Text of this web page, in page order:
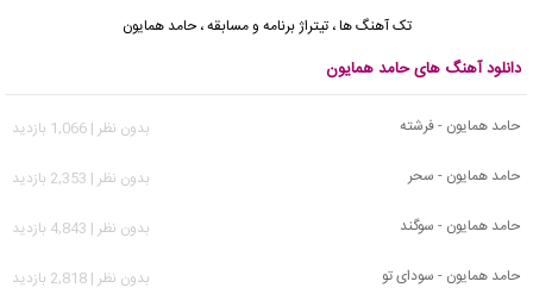
تک آهنگ ها،تیتراژ برنامه و مسابقه،حامد همایون
دانلود آهنگ های حامد همایون
حامد همایون - فرشته
بدون نظر | 1,066 بازدید
حامد همایون - سحر
بدون نظر | 2,353 بازدید
حامد همایون - سوگند
بدون نظر | 4,843 بازدید
حامد همایون - سودای تو
بدون نظر | 2,818 بازدید